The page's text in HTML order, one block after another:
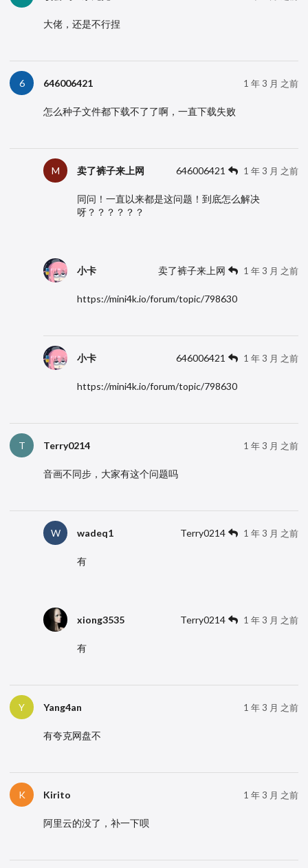
大佬，还是不行捏
6 646006421 1 年 3 月 之前
怎么种子文件都下载不了了啊，一直下载失败
M 卖了裤子来上网 646006421 1 年 3 月 之前
同问！一直以来都是这问题！到底怎么解决
呀？？？？？？
小卡 卖了裤子来上网 1 年 3 月 之前
https://mini4k.io/forum/topic/798630
小卡 646006421 1 年 3 月 之前
https://mini4k.io/forum/topic/798630
T Terry0214 1 年 3 月 之前
音画不同步，大家有这个问题吗
W wadeq1 Terry0214 1 年 3 月 之前
有
xiong3535 Terry0214 1 年 3 月 之前
有
Y Yang4an 1 年 3 月 之前
有夸克网盘不
K Kirito 1 年 3 月 之前
阿里云的没了，补一下呗